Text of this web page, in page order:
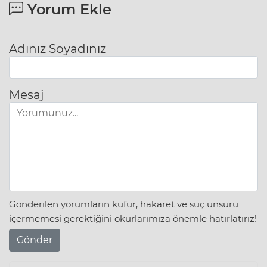
Yorum Ekle
Adınız Soyadınız
Mesaj
Gönderilen yorumların küfür, hakaret ve suç unsuru
içermemesi gerektiğini okurlarımıza önemle hatırlatırız!
Gönder